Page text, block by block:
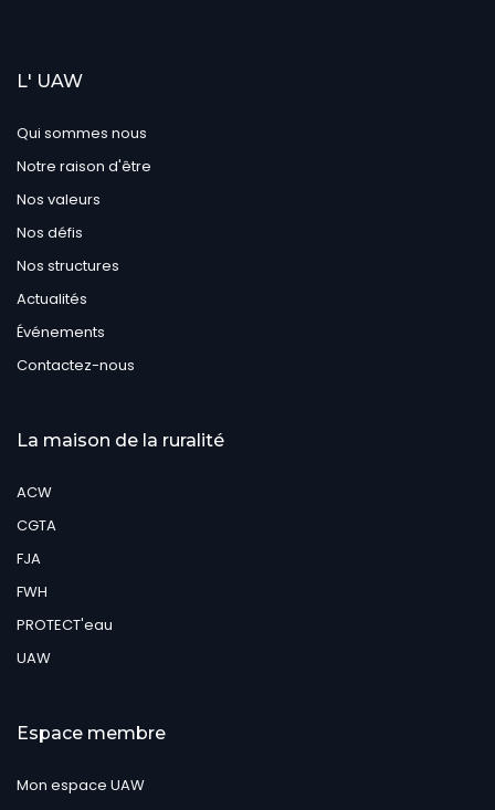
L' UAW
Qui sommes nous
Notre raison d'être
Nos valeurs
Nos défis
Nos structures
Actualités
Événements
Contactez-nous
La maison de la ruralité
ACW
CGTA
FJA
FWH
PROTECT'eau
UAW
Espace membre
Mon espace UAW